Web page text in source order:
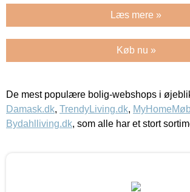
Læs mere »
Køb nu »
De mest populære bolig-webshops i
Damask.dk, TrendyLiving.dk,
Bydahlliving.dk, som alle har et stort